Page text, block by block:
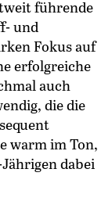
führende
und
Fokus auf
erfolgreiche
auch
die die
warm im Ton,
dabei